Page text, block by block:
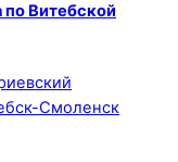
по Витебской